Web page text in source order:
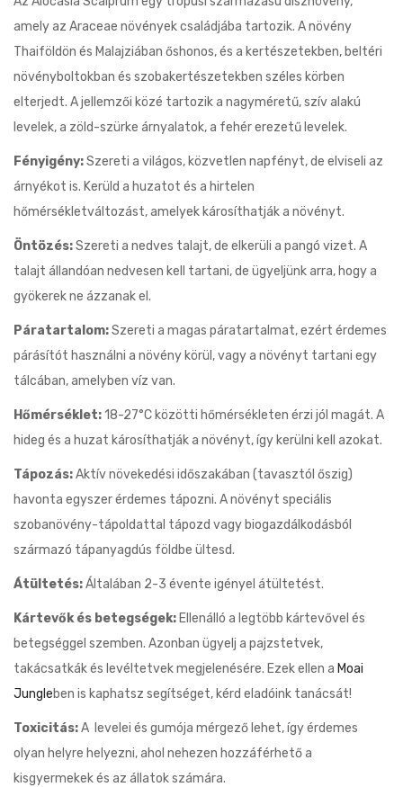
amely az Araceae növények családjába tartozik. A növény
Thaiföldön és Malajziában őshonos, és a kertészetekben, beltéri
növényboltokban és szobakertészetekben széles körben
elterjedt. A jellemzői közé tartozik a nagyméretű, szív alakú
levelek, a zöld-szürke árnyalatok, a fehér erezetű levelek.
Fényigény:Szereti a világos, közvetlen napfényt, de elviseli az
árnyékot is. Kerüld a huzatot és a hirtelen
hőmérsékletváltozást, amelyek károsíthatják a növényt.
Öntözés:Szereti a nedves talajt, de elkerüli a pangó vizet. A
talajt állandóan nedvesen kell tartani, de ügyeljünk arra, hogy a
gyökerek ne ázzanak el.
Páratartalom:Szereti a magas páratartalmat, ezért érdemes
párásítót használni a növény körül, vagy a növényt tartani egy
tálcában, amelyben víz van.
Hőmérséklet:18-27°C közötti hőmérsékleten érzi jól magát. A
hideg és a huzat károsíthatják a növényt, így kerülni kell azokat.
Tápozás:Aktív növekedési időszakában (tavasztól őszig)
havonta egyszer érdemes tápozni. A növényt speciális
szobanövény-tápoldattal tápozd vagy biogazdálkodásból
származó tápanyagdús földbe ültesd.
Átültetés:Általában 2-3 évente igényel átültetést.
Kártevők és betegségek: Ellenálló a legtöbb kártevővel és
betegséggel szemben. Azonban ügyelj a pajzstetvek,
takácsatkák és levéltetvek megjelenésére. Ezek ellen a Moai
Jungleben is kaphatsz segítséget, kérd eladóink tanácsát!
Toxicitás:A levelei és gumója mérgező lehet, így érdemes
olyan helyre helyezni, ahol nehezen hozzáférhető a
kisgyermekek és az állatok számára.